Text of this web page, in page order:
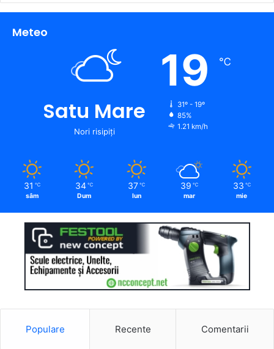
Meteo
Satu Mare
Nori risipiți
19 ℃
31º - 19º
85%
1.21 km/h
31 ℃
sâm
34 ℃
Dum
37 ℃
lun
39 ℃
mar
33 ℃
mie
Populare Recente Comentarii